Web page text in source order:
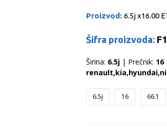
Proizvod: 6.5j x16.00
Šifra proizvoda:
Širina: 6.5j| Prečnik: 16
6.5j 16 66.1